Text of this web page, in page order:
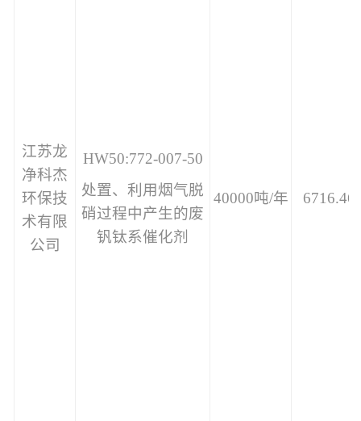
江苏龙
净科杰
环保技
术有限
公司
HW50:772-007-50
处置、 利用烟气脱
硝过程中产生的废
钒钛系催化剂
40000吨/年 6716.46